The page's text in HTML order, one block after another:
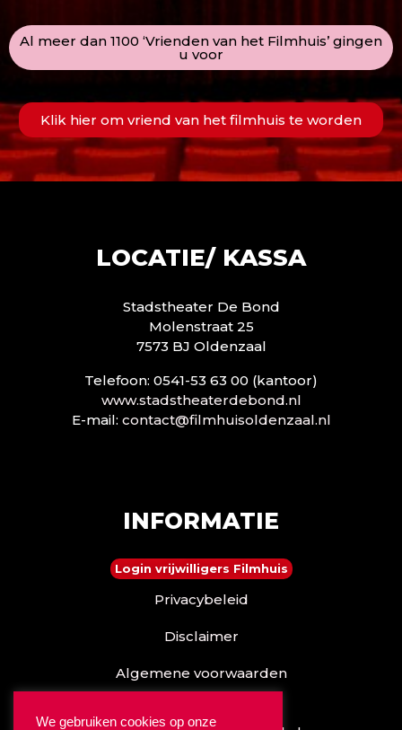
Al meer dan 1100 ‘Vrienden van het Filmhuis’ gingen
u voor
Klik hier om vriend van het filmhuis te worden
LOCATIE/ KASSA
Stadstheater De Bond
Molenstraat 25
7573 BJ Oldenzaal
Telefoon: 0541-53 63 00 (kantoor)
www.stadstheaterdebond.nl
E-mail: contact@filmhuisoldenzaal.nl
INFORMATIE
Login vrijwilligers Filmhuis
Privacybeleid
Disclaimer
Algemene voorwaarden
We gebruiken cookies op onze